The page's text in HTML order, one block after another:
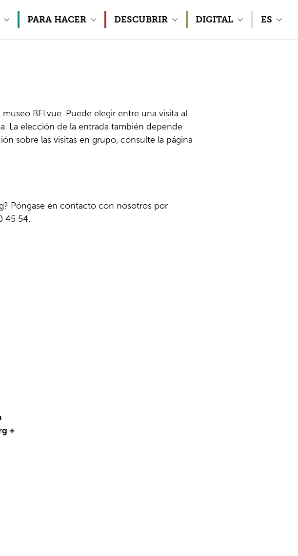
PARA HACER DESCUBRIR DIGITAL ES
museo BELvue. Puede elegir entre una visita al
La elección de la entrada también depende
sobre las visitas en grupo, consulte la página
Póngase en contacto con nosotros por
45 54.
+